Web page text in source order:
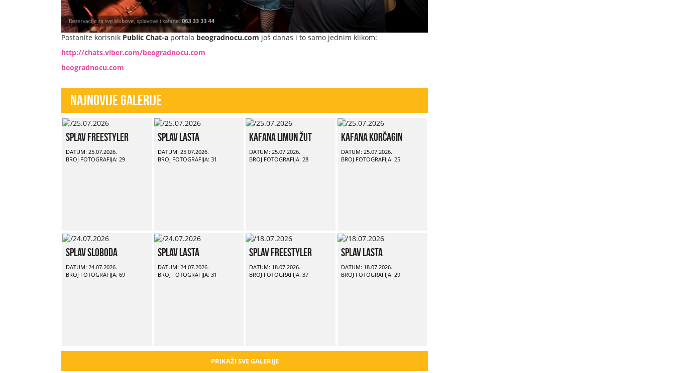
Postanite korisnik Public Chat-a portala beogradnocu.com još danas i to samo jednim klikom:
http://chats.viber.com/beogradnocu.com
beogradnocu.com
Najnovije Galerije
Splav Freestyler
DATUM: 25.07.2026.
BROJ FOTOGRAFIJA: 29
Splav Lasta
DATUM: 25.07.2026.
BROJ FOTOGRAFIJA: 31
Kafana Limun Žut
DATUM: 25.07.2026.
BROJ FOTOGRAFIJA: 28
Kafana Korčagin
DATUM: 25.07.2026.
BROJ FOTOGRAFIJA: 25
Splav Sloboda
DATUM: 24.07.2026.
BROJ FOTOGRAFIJA: 69
Splav Lasta
DATUM: 24.07.2026.
BROJ FOTOGRAFIJA: 31
Splav Freestyler
DATUM: 18.07.2026.
BROJ FOTOGRAFIJA: 37
Splav Lasta
DATUM: 18.07.2026.
BROJ FOTOGRAFIJA: 29
PRIKAŽI SVE GALERIJE